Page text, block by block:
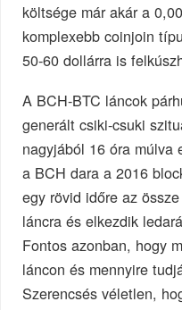
költsége már akár a
komplexebb coinjoin
50-60 dollárra is
A BCH-BTC láncok
generált csiki-csuki
nagyjából 16 óra múlva
a BCH dara a 2016
egy rövid időre az
láncra és elkezdik
Fontos azonban, hogy
láncon és mennyire
Szerencsés véletlen,